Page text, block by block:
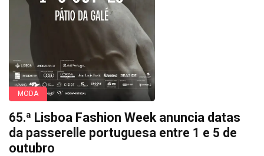
MODA
65.ª Lisboa Fashion Week anuncia datas
da passerelle portuguesa entre 1 e 5 de
outubro